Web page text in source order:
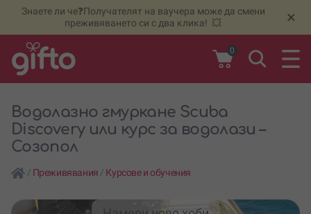
Знаете ли че❓Получателят на ваучера може да смени
преживяването си с два клика! 💥
×
0
Водолазно гмуркане Scuba
Discovery или курс за водолази –
Созопол
/ Преживявания / Курсове и обучения